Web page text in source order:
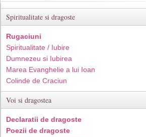
Spiritualitate si dragoste
Rugaciuni
Spiritualitate / Iubire
Dumnezeu si Iubirea
Marea Evanghelie a lui Ioan
Colinde de Craciun
Voi si dragostea
Declaratii de dragoste
Poezii de dragoste